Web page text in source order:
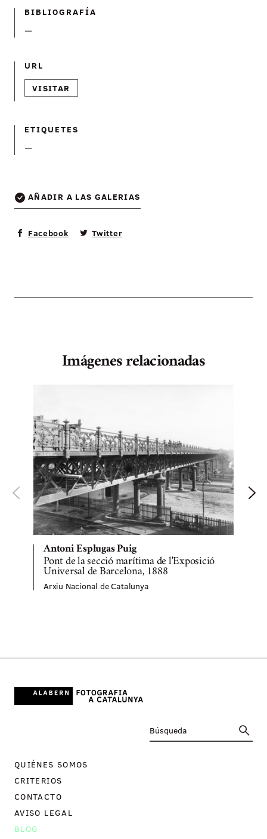
BIBLIOGRAFÍ­A
—
URL
VISITAR
ETIQUETES
—
AÑADIR A LAS GALERIAS
Facebook Twitter
Imágenes relacionadas
Antoni Esplugas Puig
Pont de la secció marítima de l'Exposició
Universal de Barcelona, 1888
Arxiu Nacional de Catalunya
QUIÉNES SOMOS
CRITERIOS
CONTACTO
AVISO LEGAL
BLOG